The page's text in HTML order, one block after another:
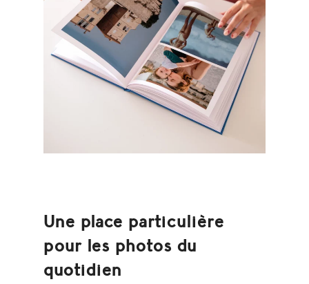
Une place particulière
pour les photos du
quotidien